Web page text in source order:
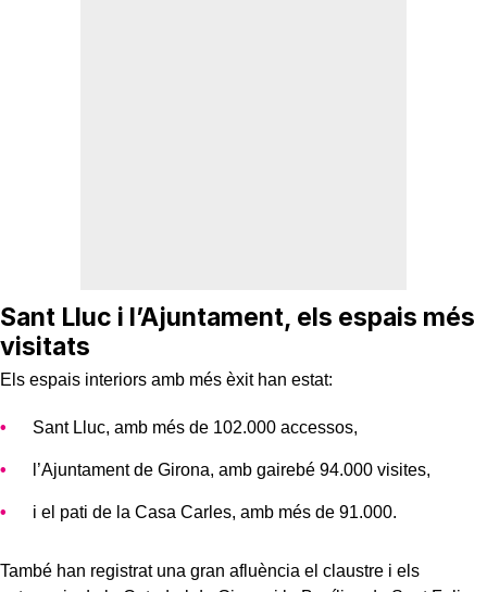
Sant Lluc i l’Ajuntament, els espais més
visitats
Els espais interiors amb més èxit han estat:
Sant Lluc, amb més de 102.000 accessos,
l’Ajuntament de Girona, amb gairebé 94.000 visites,
i el pati de la Casa Carles, amb més de 91.000.
També han registrat una gran afluència el claustre i els